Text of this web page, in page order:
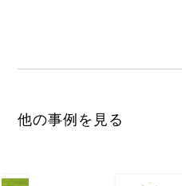
他の事例を見る